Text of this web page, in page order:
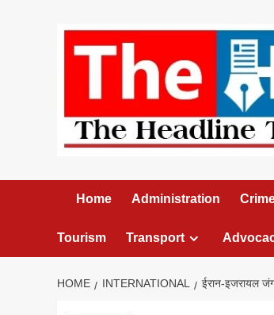
Home Administration
Tourism Transport
HOME INTERNATIONAL ईरान-इजरायल